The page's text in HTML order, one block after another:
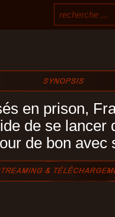
en prison,
de se lancer
de bon avec